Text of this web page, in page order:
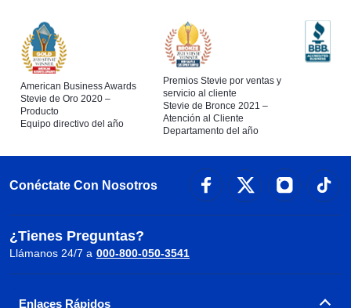
American Business Awards
Stevie de Oro 2020 –
Producto
Equipo directivo del año
Premios Stevie por ventas y
servicio al cliente
Stevie de Bronce 2021 –
Atención al Cliente
Departamento del año
Conéctate Con Nosotros
¿Tienes Preguntas?
Llámanos 24/7 a 000-800-050-3541
Enlaces Rápidos